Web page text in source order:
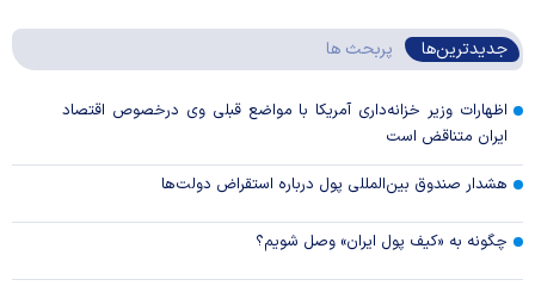
جدیدترین‌ها پربحث ها
اظهارات وزیر خزانه‌داری آمریکا با مواضع قبلی وی درخصوص اقتصاد
ایران متناقض است
هشدار صندوق بین‌المللی پول درباره استقراض دولت‌ها
چگونه به «کیف پول ایران» وصل شویم؟